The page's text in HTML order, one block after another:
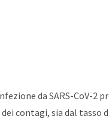
da SARS-CoV-2
contagi, sia dal